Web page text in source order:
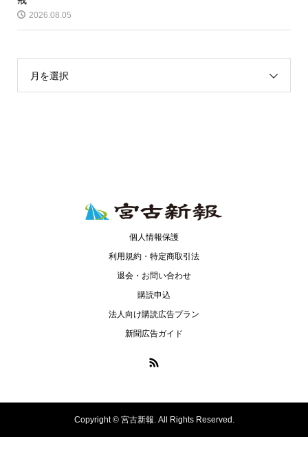
2026.08.05
月を選択
個人情報保護
利用規約・特定商取引法
退会・お問い合わせ
購読申込
法人向け購読広告プラン
新聞広告ガイド
Copyright ©宮古新報. All Rights Reserved.